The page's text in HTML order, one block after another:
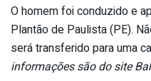
O homem foi conduzido e
Plantão de Paulista (PE).
será transferido para uma
informações são do site